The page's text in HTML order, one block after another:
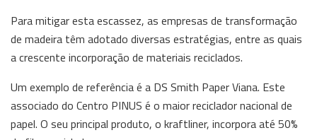
Para mitigar esta escassez, as empresas de transformação
de madeira têm adotado diversas estratégias, entre as quais
a crescente incorporação de materiais reciclados.
Um exemplo de referência é a DS Smith Paper Viana. Este
associado do Centro PINUS é o maior reciclador nacional de
papel. O seu principal produto, o kraftliner, incorpora até 50%